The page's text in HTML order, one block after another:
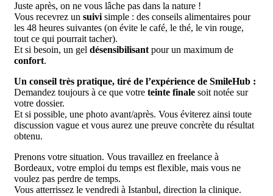
Juste après, on ne vous lâche pas dans la nature !
Vous recevrez un suivi simple : des conseils alimentaires pour
les 48 heures suivantes (on évite le café, le thé, le vin rouge,
tout ce qui pourrait tacher).
Et si besoin, un gel désensibilisant pour un maximum de
confort.
Un conseil très pratique, tiré de l’expérience de SmileHub :
Demandez toujours à ce que votre teinte finale soit notée sur
votre dossier.
Et si possible, une photo avant/après. Vous éviterez ainsi toute
discussion vague et vous aurez une preuve concrète du résultat
obtenu.
Prenons votre situation. Vous travaillez en freelance à
Bordeaux, votre emploi du temps est flexible, mais vous ne
voulez pas perdre de temps.
Vous atterrissez le vendredi à Istanbul, direction la clinique.